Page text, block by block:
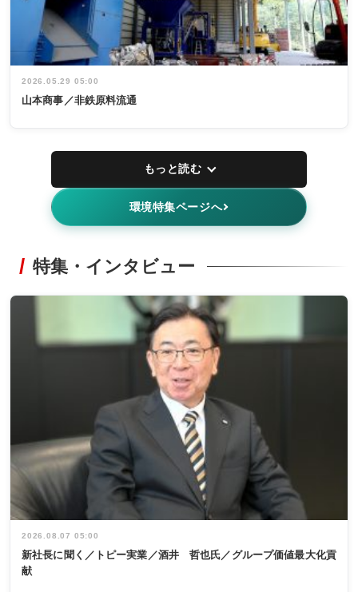
2026.05.29 05:00
山本商事／非鉄原料流通
もっと読む
環境特集ページへ
特集・インタビュー
2026.08.07 05:00
新社長に聞く／トピー実業／酒井 哲也氏／グループ価値最大化貢
献